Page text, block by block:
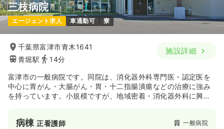
三枝病院
エージェント求人 車通勤可 寮
千葉県富津市青木1641
青堀駅
14分
施設詳細
富津市の一般病院です。同院は、消化器外科専門医・認定医を
中心に胃がん・大腸がん・胃・十二指腸潰瘍などの治療に強み
を持っています。小規模ですが、地域密着・消化器外科に興味
病棟正看護師 一般病院